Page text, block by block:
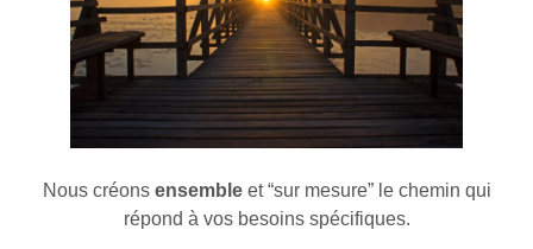
Nous créons ensembleet “sur mesure” le chemin qui
répond à vos besoins spécifiques.